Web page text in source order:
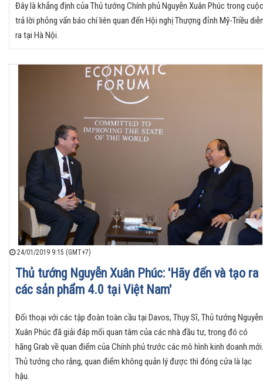
Đây là khẳng định của Thủ tướng Chính phủ Nguyễn Xuân Phúc trong cuộc
trả lời phỏng vấn báo chí liên quan đến Hội nghị Thượng đỉnh Mỹ-Triều
ra tại Hà Nội.
24/01/2019 9:15 (GMT+7)
Thủ tướng Nguyễn Xuân Phúc: 'Hãy đến và tạo ra
các sản phẩm 4.0 tại Việt Nam'
Đối thoại với các tập đoàn toàn cầu tại Davos, Thụy Sĩ, Thủ tướng Nguyễn
Xuân Phúc đã giải đáp mối quan tâm của các nhà đầu tư, trong đó có
hãng Grab về quan điểm của Chính phủ trước các mô hình kinh doanh mới.
Thủ tướng cho rằng, quan điểm không quản lý được thì đóng cửa là lạc
hậu.